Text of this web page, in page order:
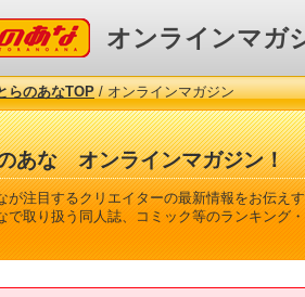
らのあな オンラインマガ
らのあなTOP/ オンラインマガジン
あな オンラインマガジン！
が注目するクリエイターの最新情報をお伝え
で取り扱う同人誌、コミック等のランキング